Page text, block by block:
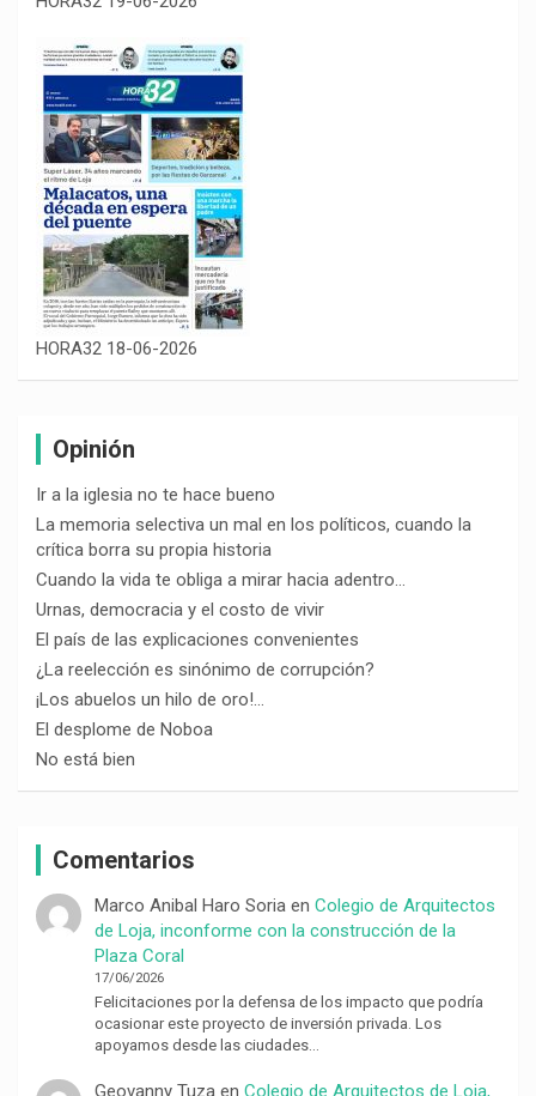
HORA32 18-06-2026
Opinión
Ir a la iglesia no te hace bueno
La memoria selectiva un mal en los políticos, cuando la
crítica borra su propia historia
Cuando la vida te obliga a mirar hacia adentro…
Urnas, democracia y el costo de vivir
El país de las explicaciones convenientes
¿La reelección es sinónimo de corrupción?
¡Los abuelos un hilo de oro!…
El desplome de Noboa
No está bien
Comentarios
Marco Anibal Haro Soriaen Colegio de Arquitectos
de Loja, inconforme con la construcción de la
Plaza Coral
17/06/2026
Felicitaciones por la defensa de los impacto que podría
ocasionar este proyecto de inversión privada. Los
apoyamos desde las ciudades…
Geovanny Tuzaen Colegio de Arquitectos de Loja,